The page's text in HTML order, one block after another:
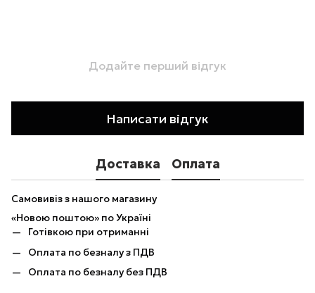
Додайте перший відгук
Написати відгук
Доставка Оплата
Самовивіз з нашого магазину
«Новою поштою» по Україні
Готівкою при отриманні
Оплата по безналу з ПДВ
Оплата по безналу без ПДВ